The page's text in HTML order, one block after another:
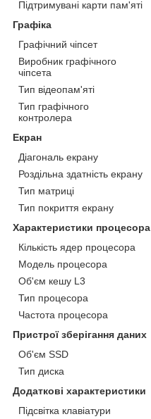
Підтримувані карти пам'яті
Графіка
Графічний чіпсет
Виробник графічного
чіпсета
Тип відеопам'яті
Тип графічного
контролера
Екран
Діагональ екрану
Роздільна здатність екрану
Тип матриці
Тип покриття екрану
Характеристики процесора
Кількість ядер процесора
Модель процесора
Об'єм кешу L3
Тип процесора
Частота процесора
Пристрої зберігання даних
Об'єм SSD
Тип диска
Додаткові характеристики
Підсвітка клавіатури